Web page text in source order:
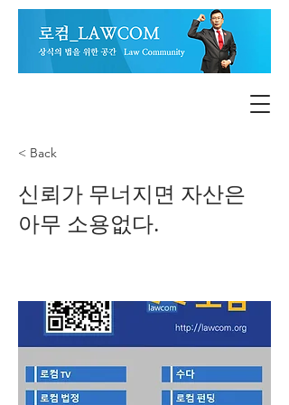
< Back
신뢰가 무너지면 자산은
아무 소용없다.